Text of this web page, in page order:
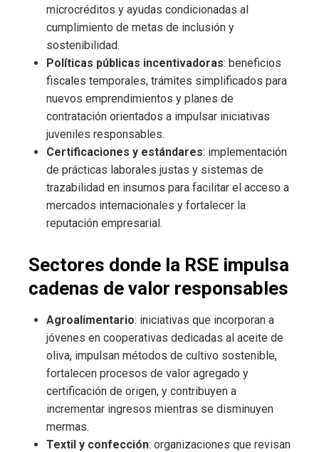
microcréditos y ayudas condicionadas al
cumplimiento de metas de inclusión y
sostenibilidad.
Políticas públicas incentivadoras: beneficios
fiscales temporales, trámites simplificados para
nuevos emprendimientos y planes de
contratación orientados a impulsar iniciativas
juveniles responsables.
Certificaciones y estándares: implementación
de prácticas laborales justas y sistemas de
trazabilidad en insumos para facilitar el acceso a
mercados internacionales y fortalecer la
reputación empresarial.
Sectores donde la RSE impulsa
cadenas de valor responsables
Agroalimentario: iniciativas que incorporan a
jóvenes en cooperativas dedicadas al aceite de
oliva, impulsan métodos de cultivo sostenible,
fortalecen procesos de valor agregado y
certificación de origen, y contribuyen a
incrementar ingresos mientras se disminuyen
mermas.
Textil y confección: organizaciones que revisan